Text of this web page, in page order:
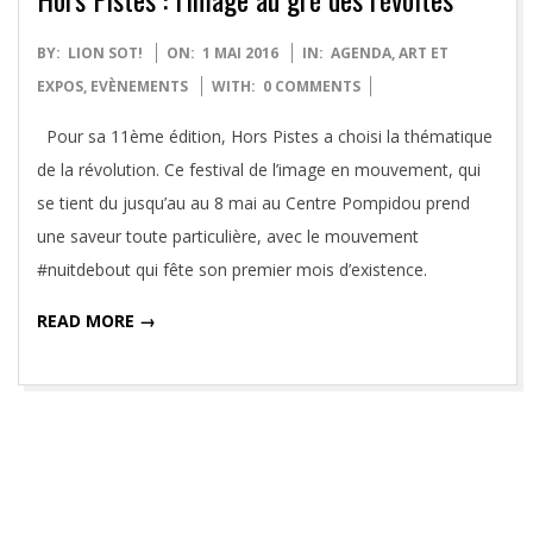
2016-
05-
BY: LION SOT! ON: 1 MAI 2016 IN: AGENDA,ART ET
EXPOS, EVÈNEMENTS WITH: 0 COMMENTS
Pour sa 11ème édition, Hors Pistes a choisi la thématique
de la révolution. Ce festival de l’image en mouvement, qui
se tient du jusqu’au au 8 mai au Centre Pompidou prend
une saveur toute particulière, avec le mouvement
#nuitdebout qui fête son premier mois d’existence.
READ MORE →